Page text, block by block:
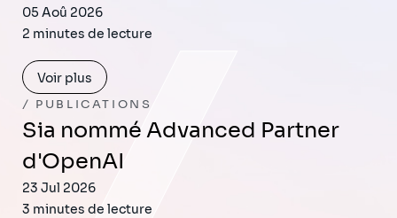
05 Aoû 2026
2 minutes de lecture
Voir plus
PUBLICATIONS
Sia nommé Advanced Partner
d'OpenAI
23 Jul 2026
3 minutes de lecture